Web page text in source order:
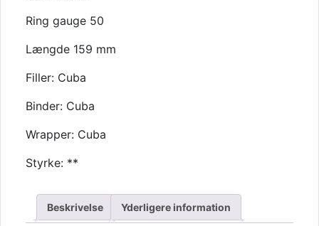
Ring gauge 50
Længde 159 mm
Filler: Cuba
Binder: Cuba
Wrapper: Cuba
Styrke: **
Beskrivelse Yderligere information